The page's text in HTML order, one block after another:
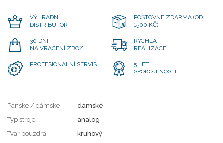
VÝHRADNÍ
DISTRIBUTOR
POŠTOVNÉ ZDARMA (OD
1500 KČ)
30 DNÍ
NA VRÁCENÍ ZBOŽÍ
RYCHLÁ
REALIZACE
PROFESIONÁLNÍ SERVIS
5 LET
SPOKOJENOSTI
Pánské / dámské
dámské
Typ stroje
analog
Tvar pouzdra
kruhový